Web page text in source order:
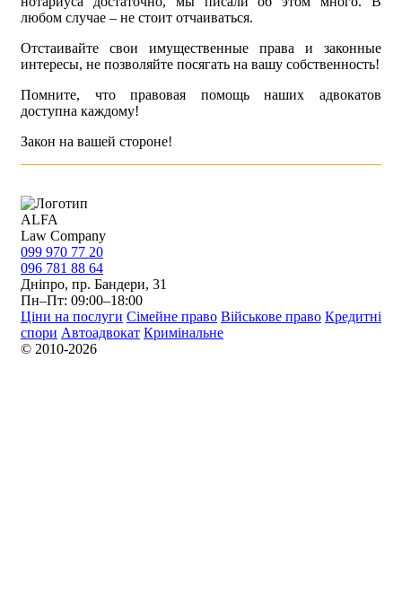
любом случае – не стоит отчаиваться.
Отстаивайте свои имущественные права и законные
интересы, не позволяйте посягать на вашу собственность!
Помните, что правовая помощь наших адвокатов
доступна каждому!
Закон на вашей стороне!
ALFA
Law Company
099 970 77 20
096 781 88 64
Дніпро, пр. Бандери, 31
Пн–Пт: 09:00–18:00
Ціни на послуги Сімейне право Військове право Кредитні
спори Автоадвокат Кримінальне
© 2010-2026